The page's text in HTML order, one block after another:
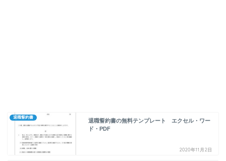
退職誓約書
退職誓約書の無料テンプレート エクセル・ワー
ド・PDF
2020年11月2日